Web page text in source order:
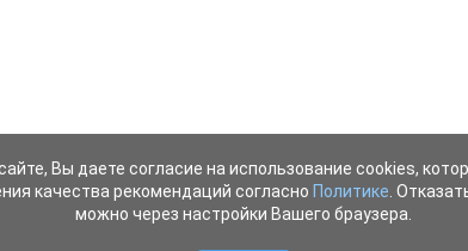
Вы даете согласие на использование cookies,
качества рекомендаций согласно Политике .
можно через настройки Вашего браузера.